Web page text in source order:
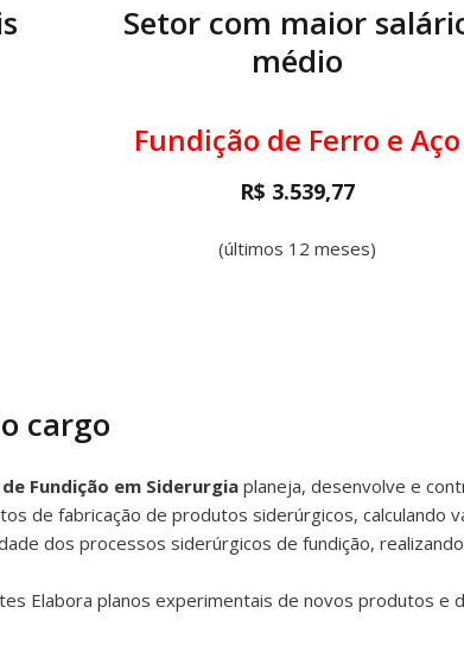
Setor com maior
médio
Fundição de Ferro e Aço
R$ 3.539,77
(últimos 12 meses)
cargo
Fundição em Siderurgia planeja, desenvolve e
de fabricação de produtos siderúrgicos, calculando
dos processos siderúrgicos de fundição,
Elabora planos experimentais de novos produtos e